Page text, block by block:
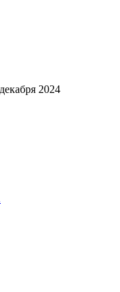
2024